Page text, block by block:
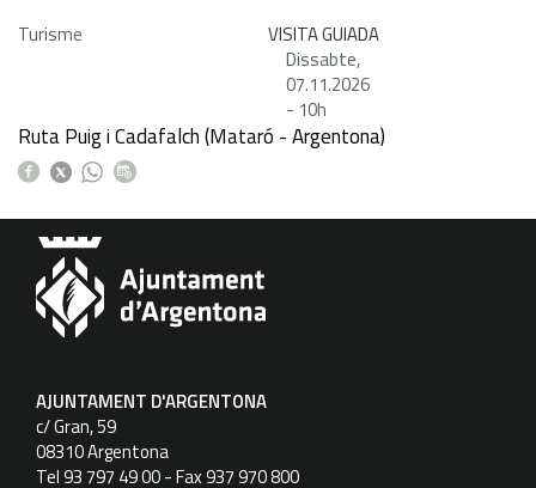
Turisme
VISITA GUIADA
Dissabte,
07.11.2026
- 10h
Ruta Puig i Cadafalch (Mataró - Argentona)
AJUNTAMENT D'ARGENTONA
c/ Gran, 59
08310 Argentona
Tel 93 797 49 00 - Fax 937 970 800